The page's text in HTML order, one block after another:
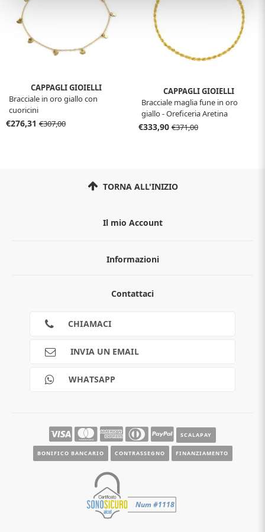
CAPPAGLI GIOIELLI
Bracciale in oro giallo con
cuoricini
€276,31 €307,00
CAPPAGLI GIOIELLI
Bracciale maglia fune in oro
giallo - Oreficeria Aretina
€333,90 €371,00
TORNA ALL'INIZIO
Il mio Account
Informazioni
Guida all'acquisto
Scalapay
Contattaci
CHIAMACI
INVIA UN EMAIL
WHATSAPP
SCALAPAY
BONIFICO BANCARIO CONTRASSEGNO FINANZIAMENTO